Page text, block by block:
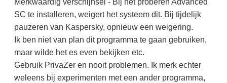
Merkwaardig verschijnsel - Bij het proberen Advanced
SC te installeren, weigert het systeem dit. Bij tijdelijk
pauzeren van Kaspersky, opnieuw een weigering.
Ik ben niet van plan dit programma te gaan gebruiken,
maar wilde het es even bekijken etc.
Gebruik PrivaZer en nooit problemen. Ik merk echter
weleens bij experimenten met een ander programma,